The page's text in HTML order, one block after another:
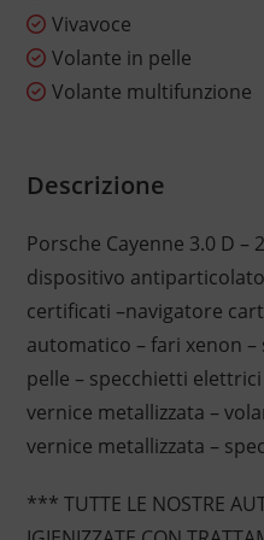
Vivavoce
Volante in pelle
Volante multifunzione
Descrizione
Porsche Cayenne 3.0 D –
dispositivo antiparticolato
certificati –navigatore
automatico – fari xenon
pelle – specchietti elettrici
vernice metallizzata –
vernice metallizzata –
*** TUTTE LE NOSTRE